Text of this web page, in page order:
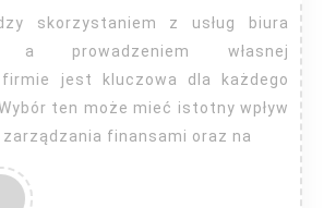
własna
w
firmie?
a prowadzeniem własnej
jest kluczowa dla każdego
ten może mieć istotny wpływ
finansami oraz na